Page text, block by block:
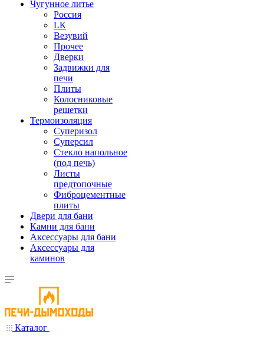
Чугунное литье
Россия
LК
Везувий
Прочее
Дверки
Задвижки для
печи
Плиты
Колосниковые
решетки
Термоизоляция
Суперизол
Суперсил
Стекло напольное
(под печь)
Листы
предтопочные
Фиброцементные
плиты
Двери для бани
Камни для бани
Аксессуары для бани
Аксессуары для
каминов
Каталог